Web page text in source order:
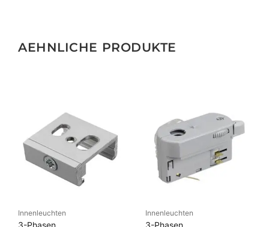
AEHNLICHE PRODUKTE
Innenleuchten
3-Phasen
Innenleuchten
3-Phasen